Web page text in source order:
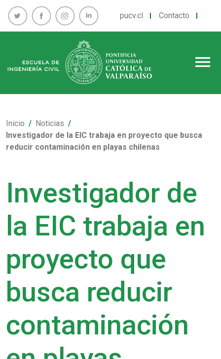
pucv.cl Contacto
menu
Inicio
Noticias
Investigador de la EIC trabaja en proyecto que busca
reducir contaminación en playas chilenas
Investigador de
la EIC trabaja en
proyecto que
busca reducir
contaminación